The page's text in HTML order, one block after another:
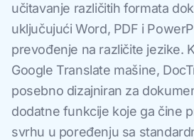
učitavanje različitih formata
uključujući Word, PDF i
prevođenje na različite jezike.
Google Translate mašine,
posebno dizajniran za
dodatne funkcije koje ga čine
svrhu u poređenju sa